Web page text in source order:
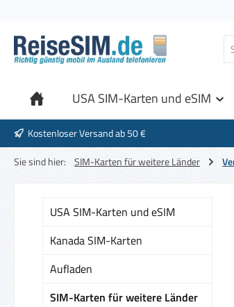
USA SIM-Karten und eSIM
Kostenloser Versand ab 50 €
Sie sind hier:
SIM-Karten für weitere Länder
USA SIM-Karten und eSIM
Kanada SIM-Karten
Aufladen
SIM-Karten für weitere Länder